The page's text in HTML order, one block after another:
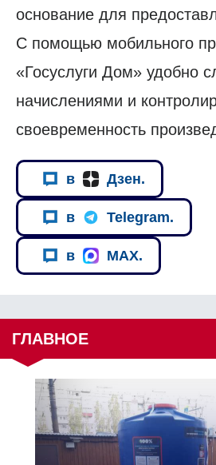
основание для
С помощью мобильного
«Госуслуги Дом» удобно
начислениями и
своевременность
в Дзен.
в Telegram.
в MAX.
ГЛАВНОЕ